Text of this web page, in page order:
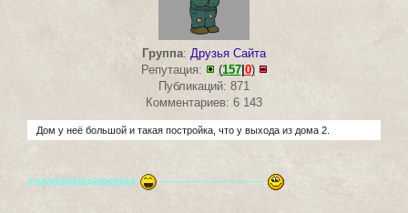
Группа: Друзья Сайта
Репутация:
(157| 0)
Публикаций: 871
Комментариев: 6 143
Дом у неё большой и такая постройка, что у выхода из дома 2.
хаааааааааааааааа ----------------------------